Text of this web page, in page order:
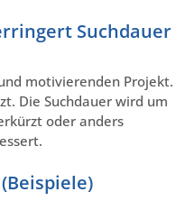
Suchdauer
motivierenden Projekt.
Die Suchdauer wird um
oder anders